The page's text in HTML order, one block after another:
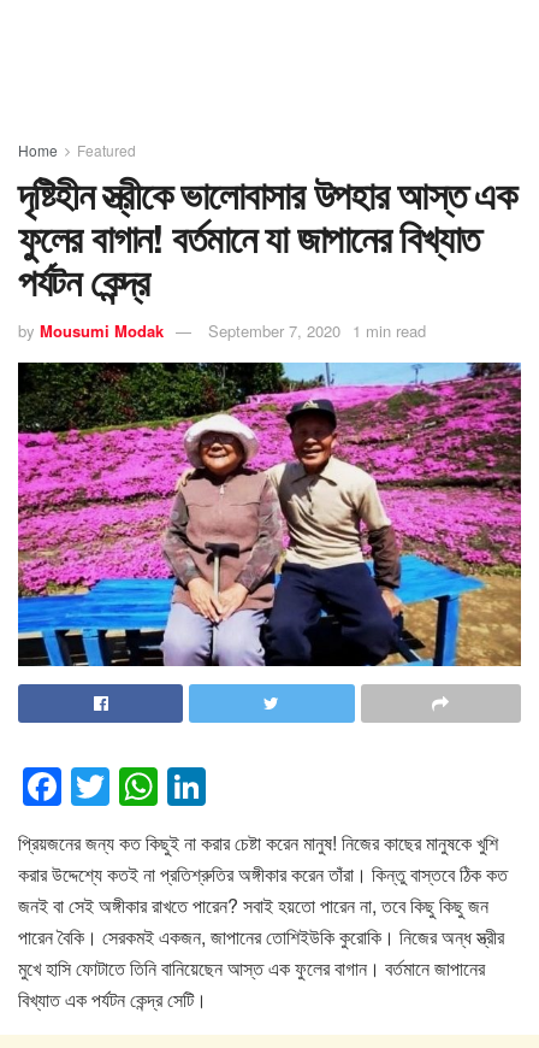
Home Featured
দৃষ্টিহীন স্ত্রীকে ভালোবাসার উপহার আস্ত এক
ফুলের বাগান! বর্তমানে যা জাপানের বিখ্যাত
পর্যটন কেন্দ্র
by Mousumi Modak September 7, 2020 1 min read
F
a
c
e
b
o
o
T
wi
tt
er
W
h
at
s
A
p
p
n
k
e
dI
n
প্রিয়জনের জন্য কত কিছুই না করার চেষ্টা করেন মানুষ! নিজের কাছের মানুষকে খুশি
করার উদ্দেশ্যে কতই না প্রতিশ্রুতির অঙ্গীকার করেন তাঁরা। কিন্তু বাস্তবে ঠিক কত
জনই বা সেই অঙ্গীকার রাখতে পারেন? সবাই হয়তো পারেন না, তবে কিছু কিছু জন
পারেন বৈকি। সেরকমই একজন, জাপানের তোশিইউকি কুরোকি। নিজের অন্ধ স্ত্রীর
মুখে হাসি ফোটাতে তিনি বানিয়েছেন আস্ত এক ফুলের বাগান। বর্তমানে জাপানের
বিখ্যাত এক পর্যটন কেন্দ্র সেটি।